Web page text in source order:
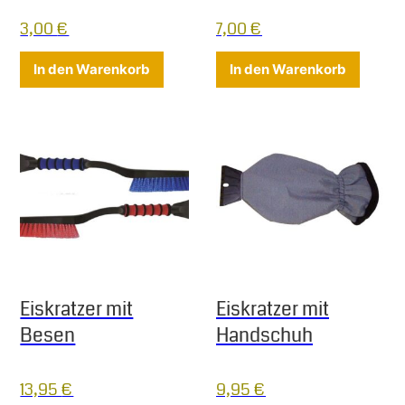
3,00€
In den Warenkorb
7,00€
In den Warenkorb
Eiskratzer mit
Besen
13,95€
Eiskratzer mit
Handschuh
9,95€